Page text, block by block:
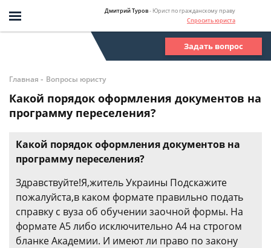
Дмитрий Туров- Юрист по гражданскому праву
Спросить юриста
Задать вопрос
Главная - Вопросы юристу
Какой порядок оформления документов на
программу переселения?
Какой порядок оформления документов на
программу переселения?
Здравствуйте!Я,житель Украины Подскажите
пожалуйста,в каком формате правильно подать
справку с вуза об обучении заочной формы. На
формате А5 либо исключительно А4 на строгом
бланке Академии. И имеют ли право по закону